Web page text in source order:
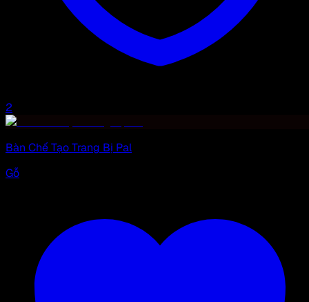
2
Bàn Chế Tạo Trang Bị Pal
Gỗ